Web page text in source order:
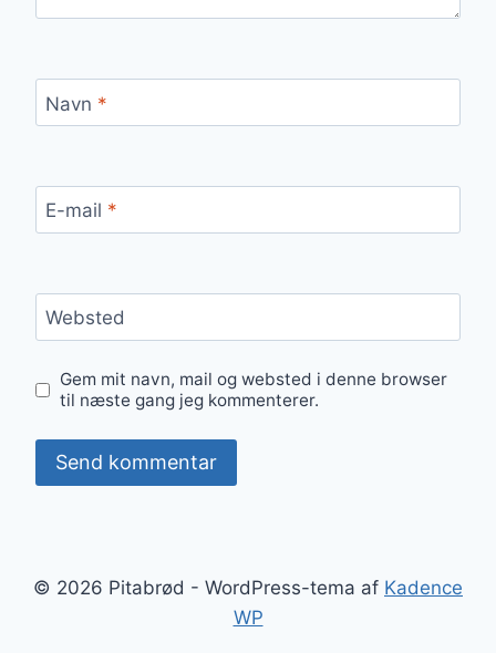
Navn *
E-mail *
Websted
Gem mit navn, mail og websted i denne browser
til næste gang jeg kommenterer.
© 2026 Pitabrød - WordPress-tema af Kadence
WP